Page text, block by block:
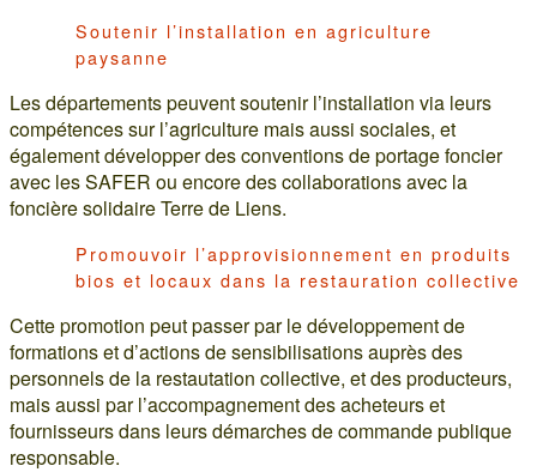
Soutenir l’installation en agriculture
paysanne
Les départements peuvent soutenir l’installation via leurs
compétences sur l’agriculture mais aussi sociales, et
également développer des conventions de portage foncier
avec les SAFER ou encore des collaborations avec la
foncière solidaire Terre de Liens.
Promouvoir l’approvisionnement en produits
bios et locaux dans la restauration collective
Cette promotion peut passer par le développement de
formations et d’actions de sensibilisations auprès des
personnels de la restautation collective, et des producteurs,
mais aussi par l’accompagnement des acheteurs et
fournisseurs dans leurs démarches de commande publique
responsable.